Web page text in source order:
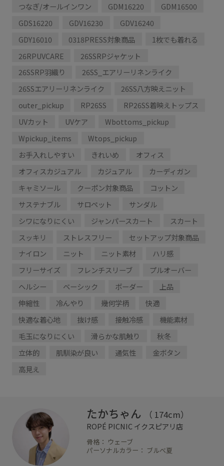
つなぎ/オールインワン
GDM16220
GDM16500
GDS16220
GDV16230
GDV16240
GDY16010
0318PRESS対象商品
1枚でも着れる
26RPUVCARE
26SSRPジャケット
26SSRP羽織り
26SS_エアリーリネンライク
26SSエアリーリネンライク
26SS八方映えニット
outer_pickup
RP26SS
RP26SS着映えトップス
UVカット
UVケア
Wbottoms_pickup
Wpickup_items
Wtops_pickup
お手入れしやすい
きれいめ
オフィス
オフィスカジュアル
カジュアル
カーディガン
キャミソール
クーポン対象商品
コットン
サステナブル
サロペット
サンダル
シワになりにくい
ジャンパースカート
スカート
スッキリ
ストレスフリー
セットアップ対象商品
ナイロン
ニット ニット素材
ハリ感
フリーサイズ
フレンチスリーブ
プルオーバー
ヘルシー
ベーシック ボーダー
上品
伸縮性
冷んやり 幾何学柄
快適
快適な着心地
抜け感 接触冷感
機能素材
毛玉になりにくい
滑らかな肌触り
秋冬
立体的
肌馴染が良い 通気性
金ボタン
高見え
たかちゃん （ 174cm）
ROPÉ PICNICイクスピアリ店
骨格： ウェーブ
パーソナルカラー： ブルべ夏